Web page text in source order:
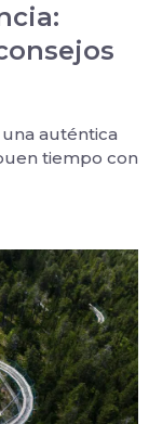
tiempo con